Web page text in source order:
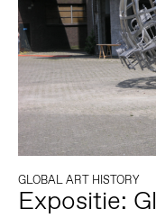
GLOBAL ART HISTORY
Expositie: